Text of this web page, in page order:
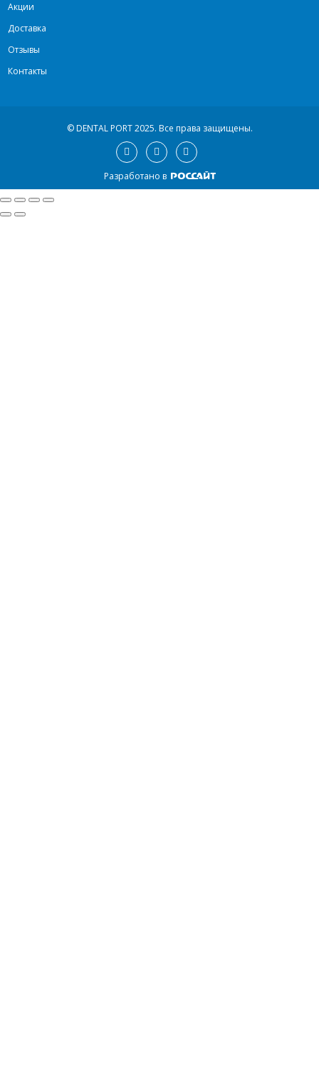
Акции
Доставка
Отзывы
Контакты
© DENTAL PORT 2025. Все права защищены.
Разработано в